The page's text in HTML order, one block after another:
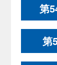
第
第